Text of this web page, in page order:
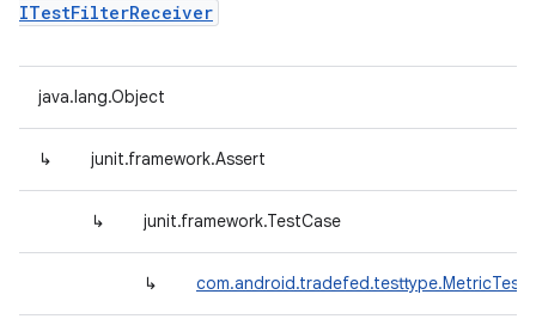
ITestFilterReceiver
java.lang.Object
↳ junit.framework.Assert
↳ junit.framework.TestCase
↳